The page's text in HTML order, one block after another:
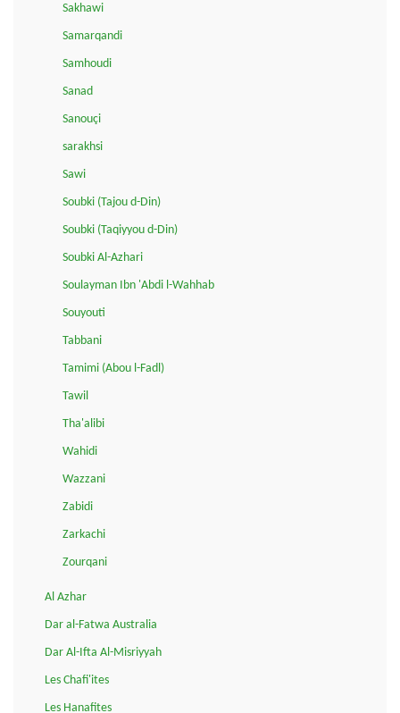
Sakhawi
Samarqandi
Samhoudi
Sanad
Sanouçi
sarakhsi
Sawi
Soubki (Tajou d-Din)
Soubki (Taqiyyou d-Din)
Soubki Al-Azhari
Soulayman Ibn 'Abdi l-Wahhab
Souyouti
Tabbani
Tamimi (Abou l-Fadl)
Tawil
Tha'alibi
Wahidi
Wazzani
Zabidi
Zarkachi
Zourqani
Al Azhar
Dar al-Fatwa Australia
Dar Al-Ifta Al-Misriyyah
Les Chafi'ites
Les Hanafites